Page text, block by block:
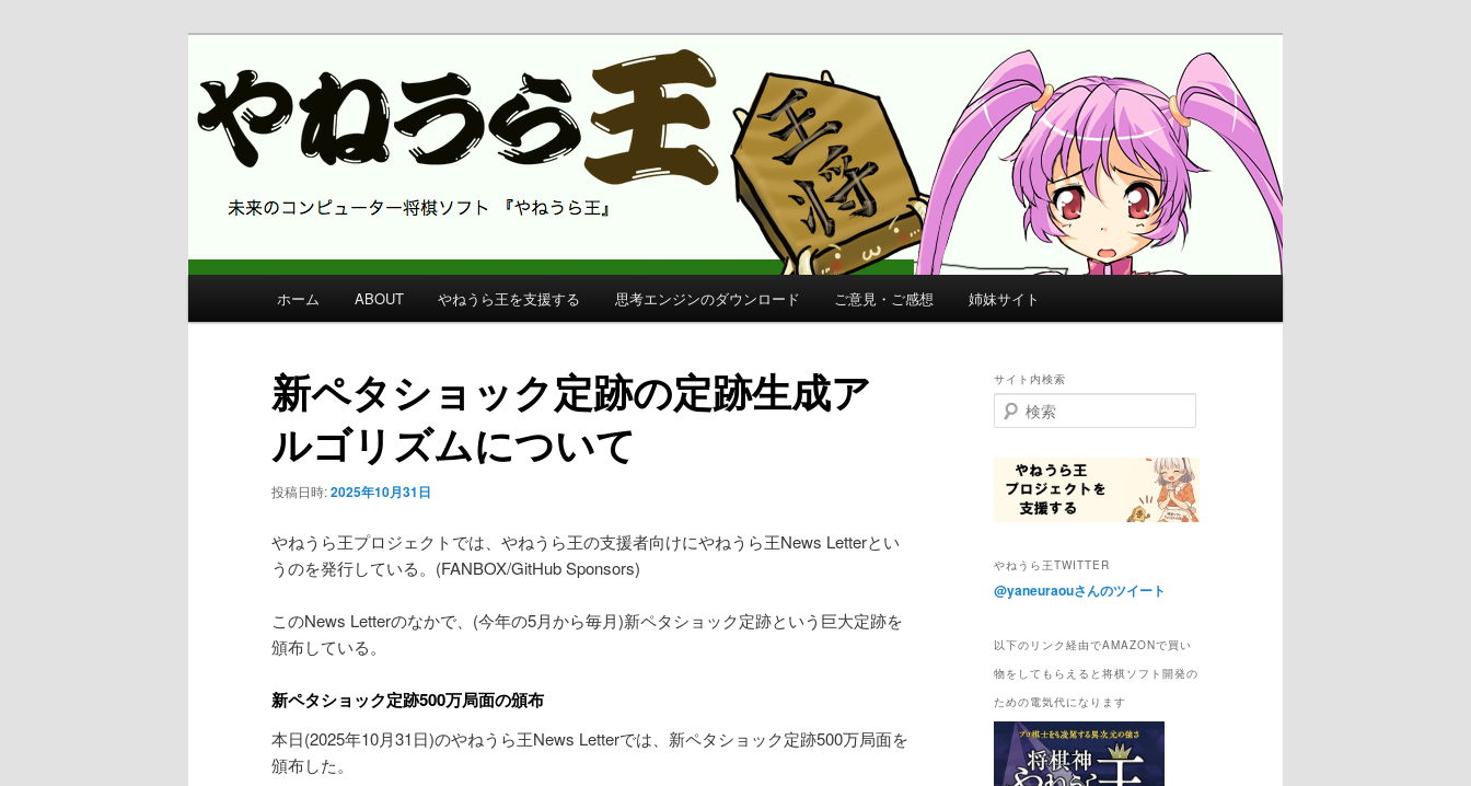
やねうら王 公式サイト
メ
ン
コ
テ
ン
へ
ホーム ABOUT やねうら王を支援する 思考エンジンのダウンロード ご意見・ご感想 姉妹サイト
新ペタショック定跡の定跡生成ア
ルゴリズムについて
投稿日時:2025年10月31日
やねうら王プロジェクトでは、やねうら王の支援者向けにやねうら王News Letterとい
うのを発行している。(FANBOX/GitHub Sponsors)
このNews Letterのなかで、(今年の5月から毎月)新ペタショック定跡という巨大定跡を
頒布している。
新ペタショック定跡500万局面の頒布
本日(2025年10月31日)のやねうら王News Letterでは、新ペタショック定跡500万局面を
頒布した。
サイト内検索
検
索
やねうら王TWITTER
@yaneuraouさんのツイート
以下のリンク経由でAMAZONで買い
物をしてもらえると将棋ソフト開発の
ための電気代になります